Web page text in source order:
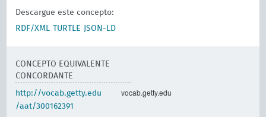
Descargue este concepto:
RDF/XML
TURTLE JSON-LD
CONCEPTO EQUIVALENTE
CONCORDANTE
http://vocab.getty.edu
/aat/300162391
vocab.getty.edu